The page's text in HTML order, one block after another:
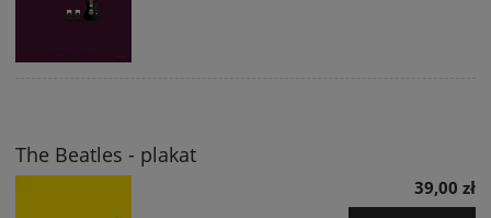
The Beatles - plakat
39,00 zł